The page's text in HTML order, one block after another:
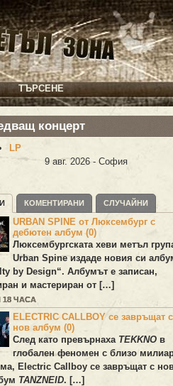
ТЪРСЕНЕ
концерт
LP
9 авг. 2026 - София
КОМЕНТИРАНИ СЛУЧАЙНИ
URBAN SPINE от Люксембург с
дебютен албум (0)
Люксембургската хеви метъл
Urban Spineиздаде новия си
by Design“. Албумът е записан,
и мастериран от […]
18 ЧАСА
ELECTRIC CALLBOY се завръщат с
нов албум (0)
След като превърнаха TEKKNO в
глобален феномен с близо
Electric Callboy се завръщат с
TANZNEID. […]